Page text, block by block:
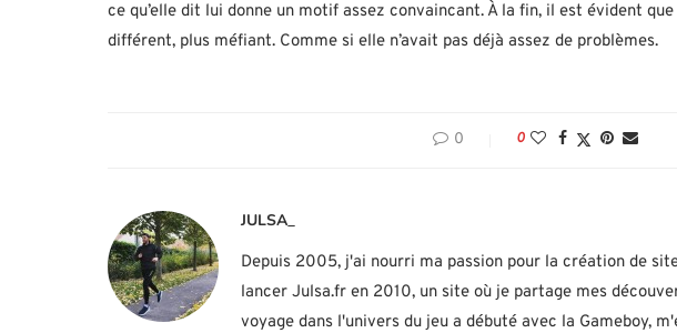
ce qu’elle dit lui donne un motif assez convaincant. À la fin, il est évident
différent, plus méfiant. Comme si elle n’avait pas déjà assez de problèmes.
0 0
JULSA_
Depuis 2005, j'ai nourri ma passion pour la création de
lancer Julsa.fr en 2010, un site où je partage mes
voyage dans l'univers du jeu a débuté avec la Gameboy,